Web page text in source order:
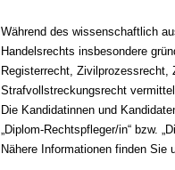
Während des wissenschaftlich
Handelsrechts insbesondere
Registerrecht,
Strafvollstreckungsrecht
Die Kandidatinnen und
„Diplom-Rechtspfleger/in“ bzw.
Nähere Informationen finden Sie